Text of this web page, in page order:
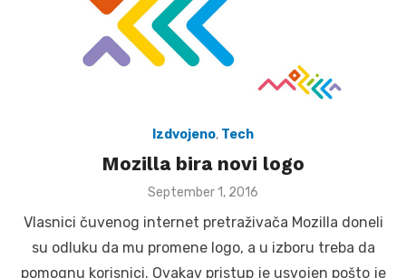
Izdvojeno, Tech
Mozilla bira novi logo
Posted
September 1, 2016
Vlasnici čuvenog internet pretraživača Mozilla doneli
su odluku da mu promene logo, a u izboru treba da
pomognu korisnici. Ovakav pristup je usvojen pošto je